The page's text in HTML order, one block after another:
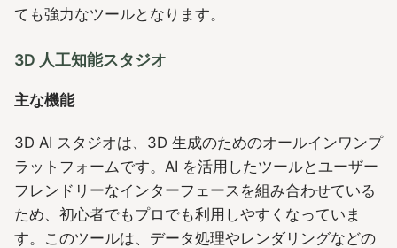
ても強力なツールとなります。
3D 人工知能スタジオ
主な機能
3D AI スタジオは、3D 生成のためのオールインワンプ
ラットフォームです。AI を活用したツールとユーザー
フレンドリーなインターフェースを組み合わせている
ため、初心者でもプロでも利用しやすくなっていま
す。このツールは、データ処理やレンダリングなどの